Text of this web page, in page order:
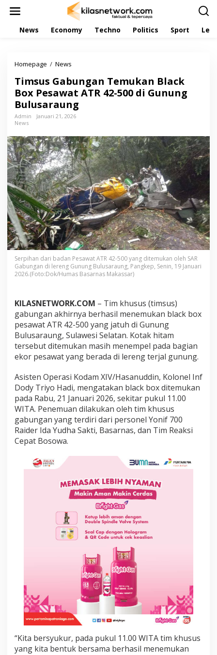
News Economy Techno Politics Sport
Homepage / News
m
s
u
s
G
u
n
g
a
n
T
e
m
u
k
a
n
B
l
a
c
o
x
P
e
s
a
w
a
A
T
R
4
2
-
5
d
u
n
u
B
u
g
Timsus Gabungan Temukan Black
Box Pesawat ATR 42-500 di Gunung
Bulusaraung
Admin
Januari 21, 2026
News
Serpihan dari badan Pesawat ATR 42-500 yang ditemukan oleh SAR
Gabungan di lereng Gunung Bulusaraung, Pangkep, Senin, 19 Januari
2026.(Foto:Dok/Humas Basarnas Makassar)
KILASNETWORK.COM – Tim khusus (timsus)
gabungan akhirnya berhasil menemukan black box
pesawat ATR 42-500 yang jatuh di Gunung
Bulusaraung, Sulawesi Selatan. Kotak hitam
tersebut ditemukan masih menempel pada bagian
ekor pesawat yang berada di lereng terjal gunung.
Asisten Operasi Kodam XIV/Hasanuddin, Kolonel Inf
Dody Triyo Hadi, mengatakan black box ditemukan
pada Rabu, 21 Januari 2026, sekitar pukul 11.00
WITA. Penemuan dilakukan oleh tim khusus
gabungan yang terdiri dari personel Yonif 700
Raider Ida Yudha Sakti, Basarnas, dan Tim Reaksi
Cepat Bosowa.
“Kita bersyukur, pada pukul 11.00 WITA tim khusus
yang kita bentuk bersama berhasil menemukan